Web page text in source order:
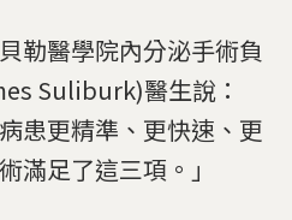
勒醫學院內分泌手術負
Suliburk)醫生說：
患更精準、更快速、更
滿足了這三項。」